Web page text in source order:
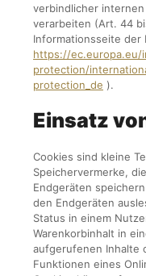
verbindlicher
verarbeiten (Art. 44
Informationsseite der
https://
protection/
protection_de ).
Einsatz
Cookies sind kleine
Speichervermerke,
Endgeräten
den Endgeräten
Status in einem
Warenkorbinhalt in
aufgerufenen Inhalte
Funktionen eines